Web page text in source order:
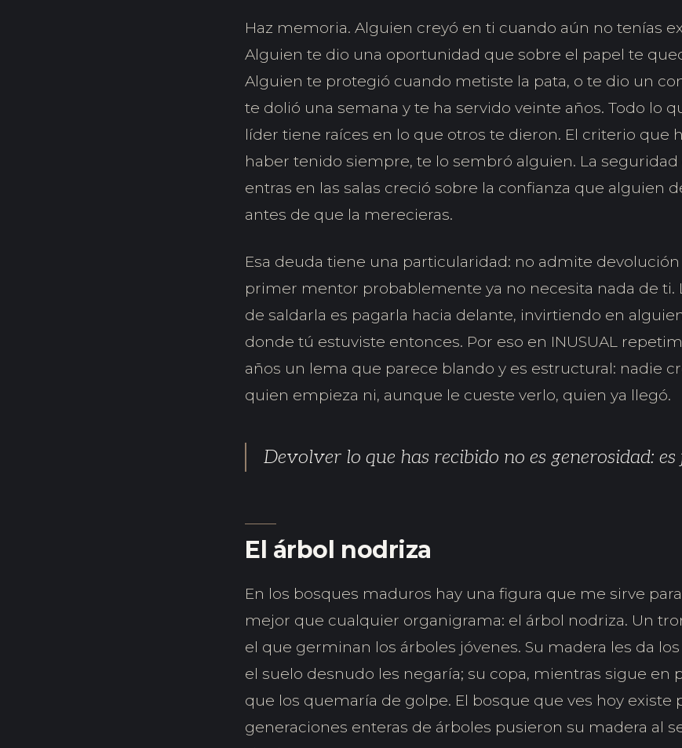
Haz memoria. Alguien creyó en ti cuando aún no tenías
Alguien te dio una oportunidad que sobre el papel te
Alguien te protegió cuando metiste la pata, o te dio un
te dolió una semana y te ha servido veinte años. Todo lo
líder tiene raíces en lo que otros te dieron. El criterio que
haber tenido siempre, te lo sembró alguien. La
entras en las salas creció sobre la confianza que alguien
antes de que la merecieras.
Esa deuda tiene una particularidad: no admite devolución
primer mentor probablemente ya no necesita nada de ti.
de saldarla es pagarla hacia delante, invirtiendo en
donde tú estuviste entonces. Por eso en INUSUAL
años un lema que parece blando y es estructural: nadie
quien empieza ni, aunque le cueste verlo, quien ya llegó.
Devolver lo que has recibido no es generosidad: es
El árbol nodriza
En los bosques maduros hay una figura que me sirve
mejor que cualquier organigrama: el árbol nodriza. Un
el que germinan los árboles jóvenes. Su madera les da
el suelo desnudo les negaría; su copa, mientras sigue en
que los quemaría de golpe. El bosque que ves hoy existe
generaciones enteras de árboles pusieron su madera al